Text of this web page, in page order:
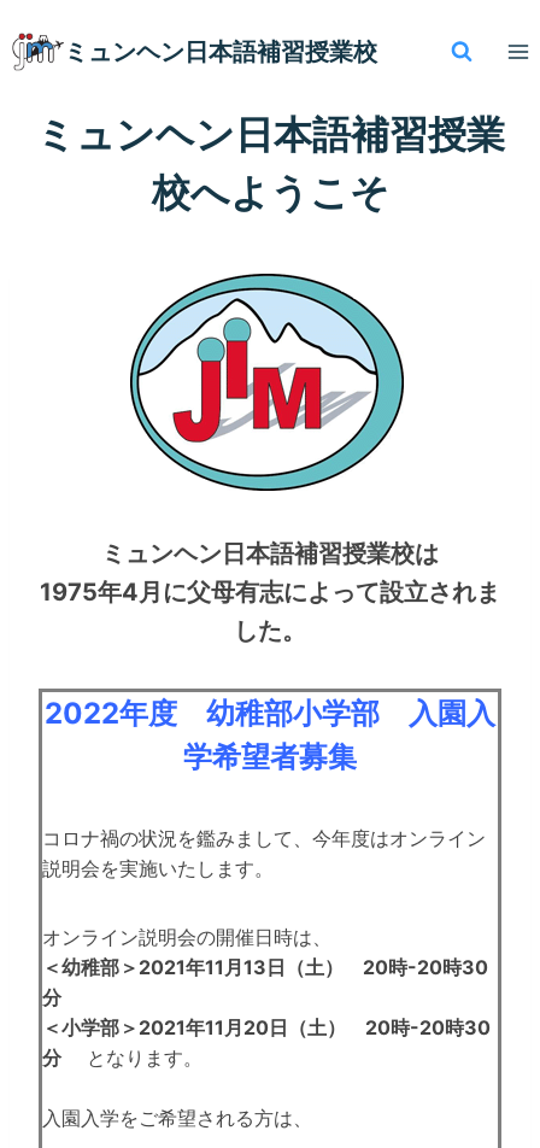
容
を
ミュンヘン​日本語補習授業校
ミュンヘン日本語補習授業
校へようこそ
ミュンヘン日本語補習授業校は
1975年4月に父母有志によって設立されま
した。
2022年度 幼稚部小学部 入園入
学希望者募集
コロナ禍の状況を鑑みまして、今年度はオンライン
説明会を実施いたします。
オンライン説明会の開催日時は、
＜幼稚部＞2021年11月13日（土） 20時-20時30
分
＜小学部＞2021年11月20日（土） 20時-20時30
分となります。
入園入学をご希望される方は、